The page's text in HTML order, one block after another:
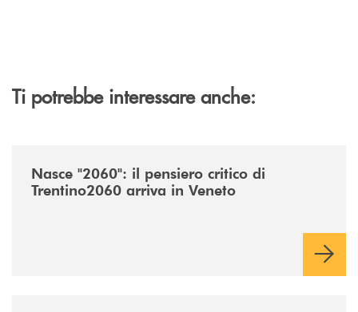
Ti potrebbe interessare anche:
Nasce "2060": il pensiero critico di
Trentino2060 arriva in Veneto